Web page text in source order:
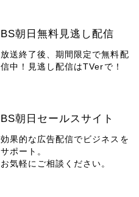
BS朝日無料見逃し配信
放送終了後、期間限定で無料配
信中！見逃し配信はTVerで！
BS朝日セールスサイト
効果的な広告配信でビジネスを
サポート。
お気軽にご相談ください。